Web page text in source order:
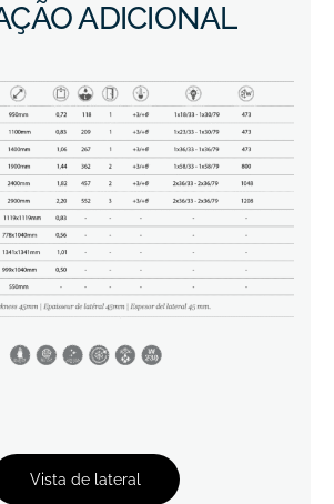
ADICIONAL
Vista de lateral